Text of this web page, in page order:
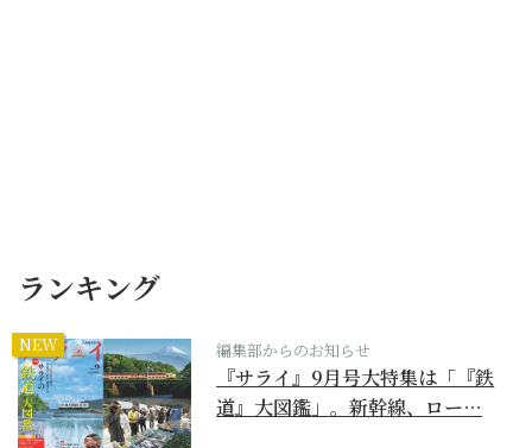
ランキング
NEW 編集部からのお知らせ
『サライ』9月号大特集は「『鉄
道』大図鑑」。新幹線、ロー…